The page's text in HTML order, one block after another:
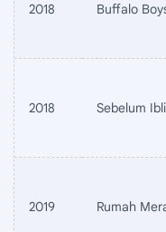
2018 Buffalo
2018 Sebelum
2019 Rumah